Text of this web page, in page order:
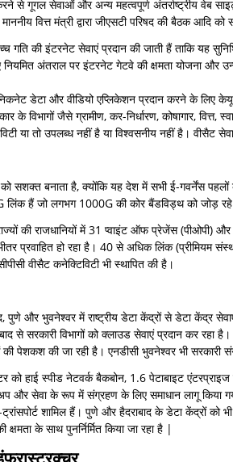
से गूगल सेवाओं और अन्य महत्वपूर्ण अंतर्राष्ट्रीय वेब
वित्त मंत्री द्वारा जीएसटी परिषद की बैठक आदि
गति की इंटरनेट सेवाएं प्रदान की जाती हैं ताकि
अंतराल पर इंटरनेट गेटवे की क्षमता योजना और
डेटा और वीडियो एप्लिकेशन प्रदान करने के लिए
के विभागों जैसे ग्रामीण, कर-निर्धारण, कोषागार,
या तो उपलब्ध नहीं है या विश्वसनीय नहीं है।
सशक्त बनाता है, क्योंकि यह देश में सभी ई-गवर्नेंस
हैं जो लगभग 1000G की कोर बैंडविड्थ को जोड़ रहे
की राजधानियों में 31 प्वाइंट ऑफ प्रेजेंस
प्रवाहित हो रहा है। 40 से अधिक लिंक (प्रीमियम
वीसैट कनेक्टिविटी भी स्थापित की है।
पुणे और भुवनेश्वर में राष्ट्रीय डेटा केंद्रों से डेटा केंद्र
से सरकारी विभागों को क्लाउड सेवाएं प्रदान कर रहा
पेशकश की जा रही है। एनडीसी भुवनेश्वर भी सरकारी
को हाई स्पीड नेटवर्क बैकबोन, 1.6 पेटाबाइट
सेवा के रूप में संग्रहण के लिए समाधान लागू किया
शामिल हैं। पुणे और हैदराबाद के डेटा केंद्रों को
के साथ पुनर्निर्मित किया जा रहा है |